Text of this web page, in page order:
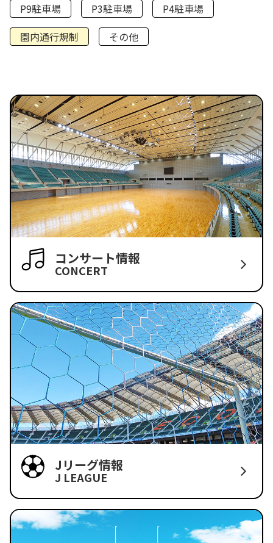
P9駐車場
P3駐車場
P4駐車場
園内通行規制
その他
コンサート情報
CONCERT
Jリーグ情報
J LEAGUE